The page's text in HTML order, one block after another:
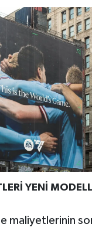
YENİ
maliyetlerinin